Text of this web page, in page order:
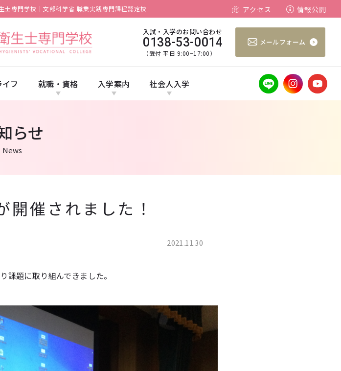
士専門学校｜文部科学省 職業実践専門課程認定校 アクセス 情報公開
入試・入学のお問い合わせ
0138-53-0014
（受付 平日 9:00−17:00）
メールフォーム
フ 就職・資格 入学案内 社会人入学
らせ
News
開催されました！
2021.11.30
課題に取り組んできました。